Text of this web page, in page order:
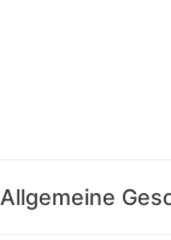
Allgemeine